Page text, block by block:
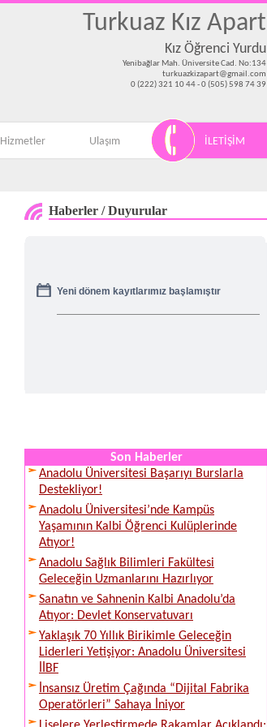
Turkuaz Kız Apart
Kız Öğrenci Yurdu
Yenibağlar Mah. Üniversite Cad. No:134
turkuazkizapart@gmail.com
0 (222) 321 10 44 - 0 (505) 598 74 39
Hizmetler Ulaşım İLETİŞİM
Haberler / Duyurular
Yeni dönem kayıtlarımız başlamıştır
Son Haberler
Anadolu Üniversitesi Başarıyı Burslarla
Destekliyor!
Anadolu Üniversitesi’nde Kampüs
Yaşamının Kalbi Öğrenci Kulüplerinde
Atıyor!
Anadolu Sağlık Bilimleri Fakültesi
Geleceğin Uzmanlarını Hazırlıyor
Sanatın ve Sahnenin Kalbi Anadolu’da
Atıyor: Devlet Konservatuvarı
Yaklaşık 70 Yıllık Birikimle Geleceğin
Liderleri Yetişiyor: Anadolu Üniversitesi
İİBF
İnsansız Üretim Çağında “Dijital Fabrika
Operatörleri” Sahaya İniyor